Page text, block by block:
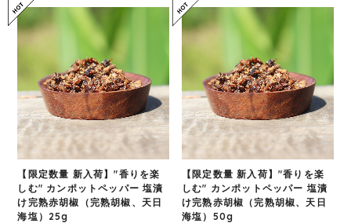
【限定数量 新入荷】"香りを楽
しむ" カンポットペッパー 塩漬
け完熟赤胡椒（完熟胡椒、天日
海塩）25g
【限定数量 新入荷】"香りを楽
しむ" カンポットペッパー 塩漬
け完熟赤胡椒（完熟胡椒、天日
海塩）50g